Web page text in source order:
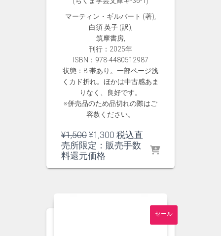
マーティン・ギルバート (著),
白須 英子 (訳),
筑摩書房,
刊行：2025年
ISBN：978-4480512987
状態：B 帯あり。一部ページ浅
くカド折れ。ほかは中古感あま
りなく、良好です。
※併売品のため品切れの際はご
容赦ください。
¥1,500元
の
価
¥1,300 現
在
税込直
売所限定：販売手数
料還元価格
セール